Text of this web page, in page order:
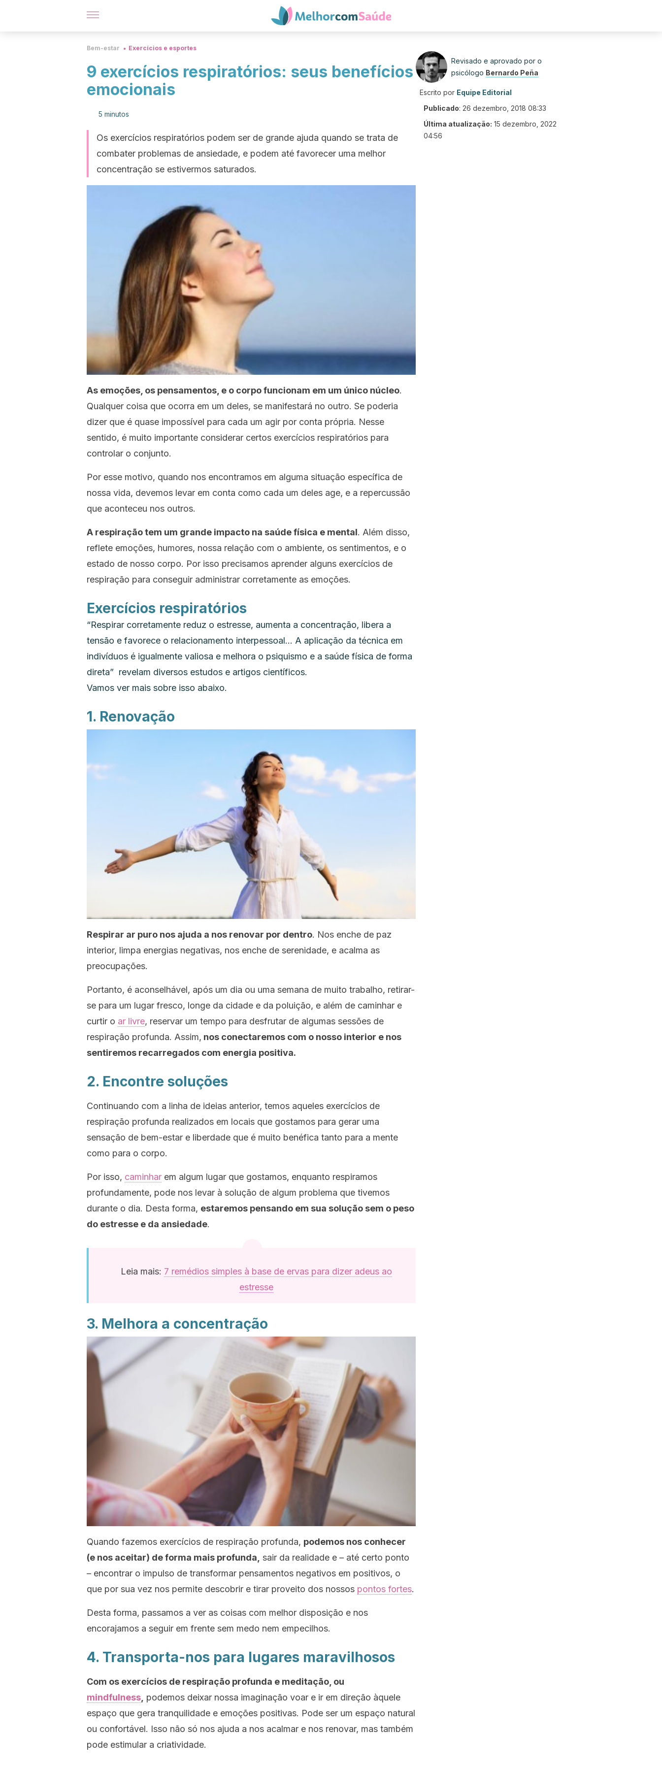
Bem-estar Exercícios e esportes
9 exercícios respiratórios: seus benefícios
emocionais
5 minutos
Os exercícios respiratórios podem ser de grande ajuda quando se trata de
combater problemas de ansiedade, e podem até favorecer uma melhor
concentração se estivermos saturados.
As emoções, os pensamentos, e o corpo funcionam em um único núcleo.
Qualquer coisa que ocorra em um deles, se manifestará no outro. Se poderia
dizer que é quase impossível para cada um agir por conta própria. Nesse
sentido, é muito importante considerar certos exercícios respiratórios para
controlar o conjunto.
Por esse motivo, quando nos encontramos em alguma situação específica de
nossa vida, devemos levar em conta como cada um deles age, e a repercussão
que aconteceu nos outros.
A respiração tem um grande impacto na saúde física e mental. Além disso,
reflete emoções, humores, nossa relação com o ambiente, os sentimentos, e o
estado de nosso corpo. Por isso precisamos aprender alguns exercícios de
respiração para conseguir administrar corretamente as emoções.
Exercícios respiratórios
“Respirar corretamente reduz o estresse, aumenta a concentração, libera a
tensão e favorece o relacionamento interpessoal… A aplicação da técnica em
indivíduos é igualmente valiosa e melhora o psiquismo e a saúde física de forma
direta” revelam diversos estudos e artigos científicos.
Vamos ver mais sobre isso abaixo.
1. Renovação
Respirar ar puro nos ajuda a nos renovar por dentro. Nos enche de paz
interior, limpa energias negativas, nos enche de serenidade, e acalma as
preocupações.
Portanto, é aconselhável, após um dia ou uma semana de muito trabalho, retirar-
se para um lugar fresco, longe da cidade e da poluição, e além de caminhar e
curtir o ar livre, reservar um tempo para desfrutar de algumas sessões de
respiração profunda. Assim, nos conectaremos com o nosso interior e nos
sentiremos recarregados com energia positiva.
2. Encontre soluções
Continuando com a linha de ideias anterior, temos aqueles exercícios de
respiração profunda realizados em locais que gostamos para gerar uma
sensação de bem-estar e liberdade que é muito benéfica tanto para a mente
como para o corpo.
Por isso, caminhar em algum lugar que gostamos, enquanto respiramos
profundamente, pode nos levar à solução de algum problema que tivemos
durante o dia. Desta forma, estaremos pensando em sua solução sem o peso
do estresse e da ansiedade.
Leia mais: 7 remédios simples à base de ervas para dizer adeus ao
estresse
3. Melhora a concentração
Quando fazemos exercícios de respiração profunda, podemos nos conhecer
(e nos aceitar) de forma mais profunda, sair da realidade e – até certo ponto
– encontrar o impulso de transformar pensamentos negativos em positivos, o
que por sua vez nos permite descobrir e tirar proveito dos nossos pontos fortes.
Desta forma, passamos a ver as coisas com melhor disposição e nos
encorajamos a seguir em frente sem medo nem empecilhos.
4. Transporta-nos para lugares maravilhosos
Com os exercícios de respiração profunda e meditação, ou
mindfulness podemos deixar nossa imaginação voar e ir em direção àquele
espaço que gera tranquilidade e emoções positivas. Pode ser um espaço natural
ou confortável. Isso não só nos ajuda a nos acalmar e nos renovar, mas também
pode estimular a criatividade.
Revisado e aprovado por o
psicólogo Bernardo Peña
Escrito por Equipe Editorial
Publicado: 26 dezembro, 2018 08:33
Última atualização: 15 dezembro, 2022
04:56